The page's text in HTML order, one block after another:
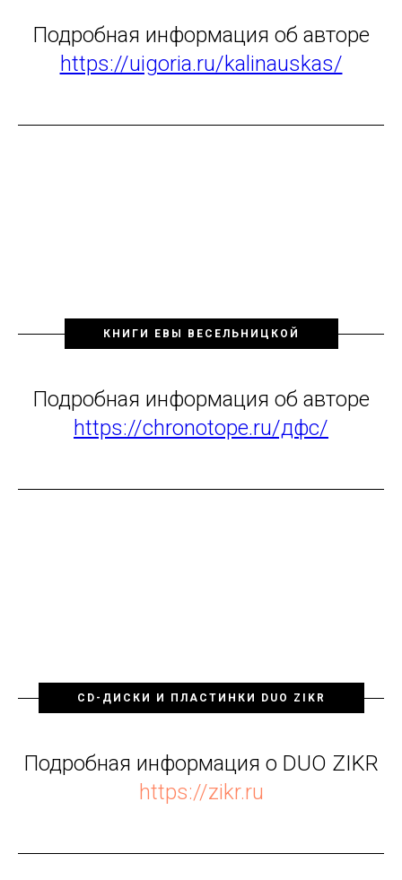
Подробная информация об авторе
https://uigoria.ru/kalinauskas/
КНИГИ ЕВЫ ВЕСЕЛЬНИЦКОЙ
Подробная информация об авторе
https://chronotope.ru/дфс/
CD-ДИСКИ И ПЛАСТИНКИ DUO ZIKR
Подробная информация о DUO ZIKR
https://zikr.ru